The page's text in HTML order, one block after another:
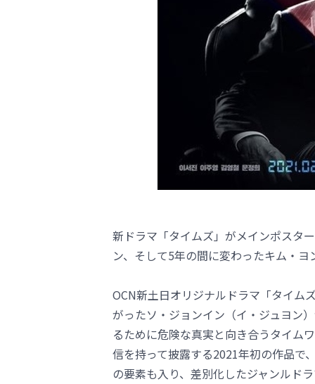
新ドラマ「タイムズ」がメインポスタ
ン、そして5年の間に変わったキム・
OCN新土日オリジナルドラマ「タイム
がったソ・ジョンイン（イ・ジュヨン
るために危険な真実と向き合うタイム
信を持って披露する2021年初の作品で
の要素も入り、差別化したジャンルド